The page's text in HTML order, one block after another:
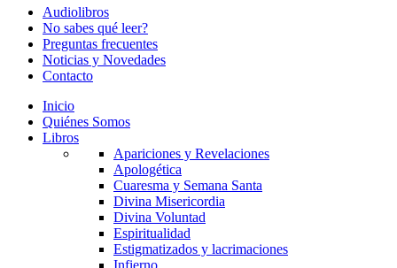
Audiolibros
No sabes qué leer?
Preguntas frecuentes
Noticias y Novedades
Contacto
Inicio
Quiénes Somos
Libros
Apariciones y Revelaciones
Apologética
Cuaresma y Semana Santa
Divina Misericordia
Divina Voluntad
Espiritualidad
Estigmatizados y lacrimaciones
Infierno